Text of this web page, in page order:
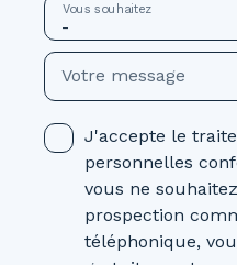
-
Vous souhaitez
Votre message
J'accepte le
personnelles
vous ne
prospection
téléphonique,